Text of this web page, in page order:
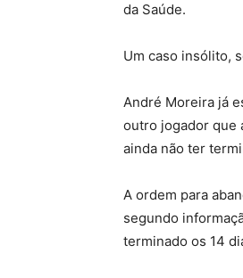
da Saúde.
Um caso insólito,
André Moreira já
outro jogador que
ainda não ter
A ordem para
segundo
terminado os 14